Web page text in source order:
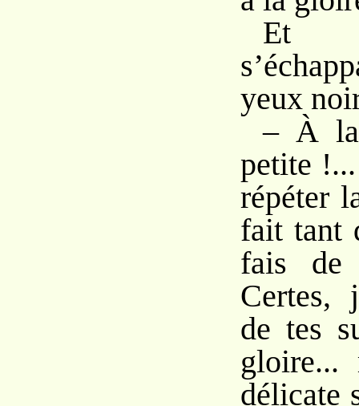
Et
yeux
– À la
petite
répéter
fait tant
fais
Certes,
de tes
gloire...
délicate